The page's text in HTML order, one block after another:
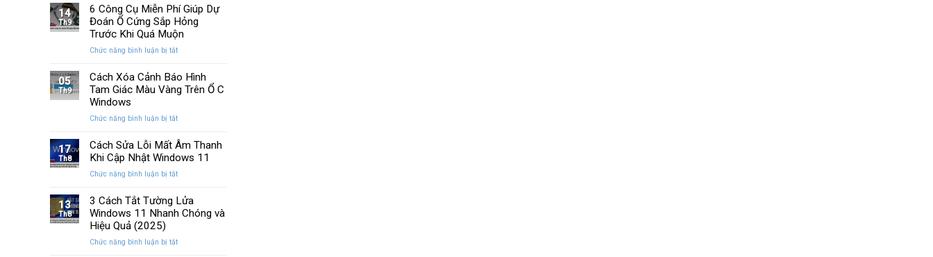
quan
trọng
Windows
Khắc
Phục
Hình
Nháy
Khi
Trên
14
Th9
6 Công Cụ Miễn Phí Giúp Dự
Đoán Ổ Cứng Sắp Hỏng
Trước Khi Quá Muộn
Chức năng bình luận bị tắtở
Công
Cụ
Miễn
Giúp
Đoán
Ổ
Trước
Khi
Muộn
05
Th9
Cách Xóa Cảnh Báo Hình
Tam Giác Màu Vàng Trên Ổ C
Windows
Chức năng bình luận bị tắtở
Xóa
Hình
Giác
Màu
17
Th8
Cách Sửa Lỗi Mất Âm Thanh
Khi Cập Nhật Windows 11
Chức năng bình luận bị tắtở
Sửa
Lỗi
Thanh
13
Th8
3 Cách Tắt Tường Lửa
Windows 11 Nhanh Chóng và
Hiệu Quả (2025)
Chức năng bình luận bị tắtở